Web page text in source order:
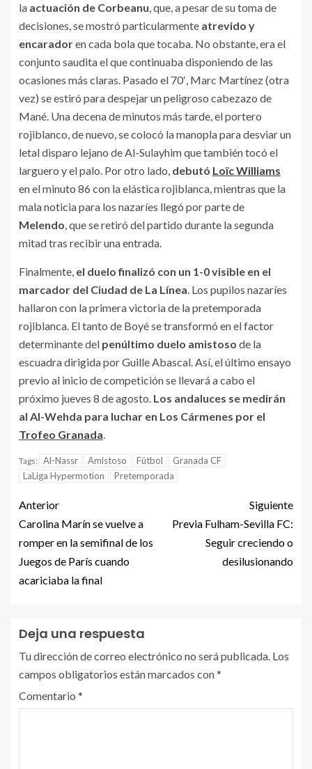
la actuación de Corbeanu, que, a pesar de su toma de
decisiones, se mostró particularmente atrevido y
encaradoren cada bola que tocaba. No obstante, era el
conjunto saudita el que continuaba disponiendo de las
ocasiones más claras. Pasado el 70′, Marc Martínez (otra
vez) se estiró para despejar un peligroso cabezazo de
Mané. Una decena de minutos más tarde, el portero
rojiblanco, de nuevo, se colocó la manopla para desviar un
letal disparo lejano de Al-Sulayhim que también tocó el
larguero y el palo. Por otro lado, debutó Loïc Williams
en el minuto 86 con la elástica rojiblanca, mientras que la
mala noticia para los nazaríes llegó por parte de
Melendo, que se retiró del partido durante la segunda
mitad tras recibir una entrada.
Finalmente, el duelo finalizó con un 1-0 visible en el
marcador del Ciudad de La Línea. Los pupilos nazaríes
hallaron con la primera victoria de la pretemporada
rojiblanca. El tanto de Boyé se transformó en el factor
determinante del penúltimo duelo amistoso de la
escuadra dirigida por Guille Abascal. Así, el último ensayo
previo al inicio de competición se llevará a cabo el
próximo jueves 8 de agosto. Los andaluces se medirán
al Al-Wehda para luchar en Los Cármenes por el
Trofeo Granada.
Tags: Al-Nassr Amistoso Fútbol
Granada CF
LaLiga Hypermotion
Pretemporada
Anterior
Carolina Marín se vuelve a
romper en la semifinal de los
Juegos de París cuando
acariciaba la final
Siguiente
Previa Fulham-Sevilla FC:
Seguir creciendo o
desilusionando
Deja una respuesta
Tu dirección de correo electrónico no será publicada. Los
campos obligatorios están marcados con*
Comentario *